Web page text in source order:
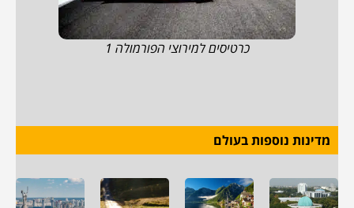
כרטיסים למירוצי הפורמולה 1
מדינות נוספות בעולם